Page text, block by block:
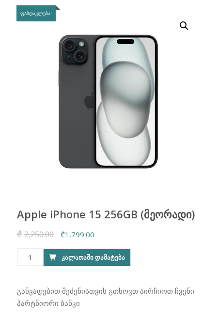
ᲤᲐᲡᲓᲐᲙᲚᲔᲑᲐ!
Apple iPhone 15 256GB (მეორადი)
₾ 2,250.00
Original
price
was:
₾1,799.00
price
is:
რაოდენობა:
Apple
15
256GB
ᲙᲐᲚᲐᲗᲐᲨᲘ ᲓᲐᲛᲐᲢᲔᲑᲐ
განვადებით შეძენისთვის გთხოვთ აირჩიოთ ჩვენი
პარტნიორი ბანკი